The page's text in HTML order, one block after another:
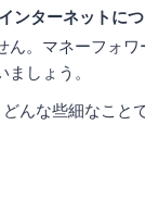
インターネットに
ん。マネーフォ
しょう。
んな些細なこ